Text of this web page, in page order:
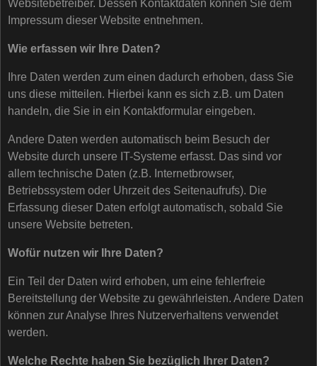
Websitebetreiber. Dessen Kontaktdaten können Sie dem
Impressum dieser Website entnehmen.
Wie erfassen wir Ihre Daten?
Ihre Daten werden zum einen dadurch erhoben, dass Sie
uns diese mitteilen. Hierbei kann es sich z.B. um Daten
handeln, die Sie in ein Kontaktformular eingeben.
Andere Daten werden automatisch beim Besuch der
Website durch unsere IT-Systeme erfasst. Das sind vor
allem technische Daten (z.B. Internetbrowser,
Betriebssystem oder Uhrzeit des Seitenaufrufs). Die
Erfassung dieser Daten erfolgt automatisch, sobald Sie
unsere Website betreten.
Wofür nutzen wir Ihre Daten?
Ein Teil der Daten wird erhoben, um eine fehlerfreie
Bereitstellung der Website zu gewährleisten. Andere Daten
können zur Analyse Ihres Nutzerverhaltens verwendet
werden.
Welche Rechte haben Sie bezüglich Ihrer Daten?